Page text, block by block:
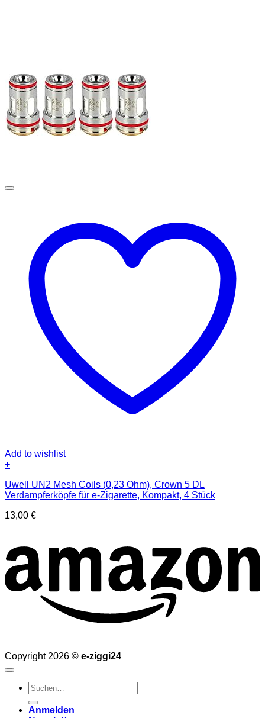
Add to wishlist
+
Uwell UN2 Mesh Coils (0,23 Ohm), Crown 5 DL
Verdampferköpfe für e-Zigarette, Kompakt, 4 Stück
13,00 €
Copyright 2026 © e-ziggi24
Suchen
nach:
Anmelden